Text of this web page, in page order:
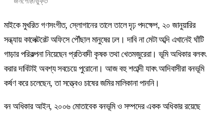
মাইকে মুখরিত গণসংগীত, স্লোগানের তালে তালে দৃঢ় পদক্ষেপ, ২০ জানুয়ারির
সন্ধ্যায় কালেক্টরেট অফিসে পৌঁছাল মানুষের ঢল। দাবি না মেটা অব্দি এখানেই ঘাঁটি
গাড়ার পরিকল্পনা নিয়েছেন প্রতিবাদী কৃষক তথা খেতমজুরেরা। ভূমি অধিকার বলবৎ
করার দাবিটাই অবশ্য সবচেয়ে পুরোনো। আজ বহু শতাব্দী যাবৎ আদিবাসীরা বনভূমি
কর্ষণ করে চলেছেন, তা সত্ত্বেও চাষের জমির মালিকানা পাননি।
বন অধিকার আইন, ২০০৬ মোতাবেক বনভূমি ও সম্পদের একক অধিকার রয়েছে